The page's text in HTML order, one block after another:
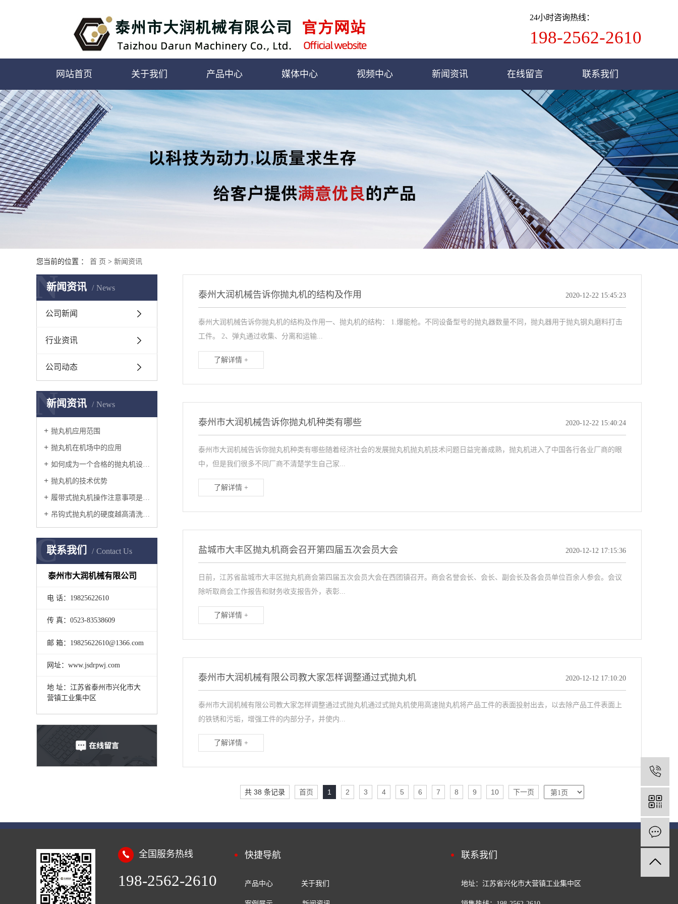
24小时咨询热线：
198-2562-2610
网站首页 关于我们 产品中心 媒体中心 视频中心 新闻资讯 在线留言 联系我们
您当前的位置 ： 首 页 > 新闻资讯
新闻资讯 News
N
公司新闻
行业资讯
公司动态
新闻资讯 News
N
抛丸机应用范围
抛丸机在机场中的应用
如何成为一个合格的抛丸机设备维护人员
抛丸机的技术优势
履带式抛丸机操作注意事项是什么？
吊钩式抛丸机的硬度越高清洗效率越快
联系我们 Contact Us
C
泰州市大润机械有限公司
电 话：19825622610
传 真：0523-83538609
邮 箱：19825622610@1366.com
网址：www.jsdrpwj.com
地 址：江苏省泰州市兴化市大
营镇工业集中区
泰州大润机械告诉你抛丸机的结构及作用 2020-12-22 15:45:23
泰州大润机械告诉你抛丸机的结构及作用一、抛丸机的结构： 1.爆能枪。不同设备型号的抛丸器数量不同，抛丸器用于抛丸钢丸磨料打击
工件。 2、弹丸通过收集、分离和运输...
了解详情 +
泰州市大润机械告诉你抛丸机种类有哪些 2020-12-22 15:40:24
泰州市大润机械告诉你抛丸机种类有哪些随着经济社会的发展抛丸机抛丸机技术问题日益完善成熟，抛丸机进入了中国各行各业厂商的眼
中，但是我们很多不同厂商不清楚学生自己家...
了解详情 +
盐城市大丰区抛丸机商会召开第四届五次会员大会 2020-12-12 17:15:36
日前，江苏省盐城市大丰区抛丸机商会第四届五次会员大会在西团镇召开。商会名誉会长、会长、副会长及各会员单位百余人参会。会议
除听取商会工作报告和财务收支报告外，表彰...
了解详情 +
泰州市大润机械有限公司教大家怎样调整通过式抛丸机 2020-12-12 17:10:20
泰州市大润机械有限公司教大家怎样调整通过式抛丸机通过式抛丸机使用高速抛丸机将产品工件的表面投射出去，以去除产品工件表面上
的铁锈和污垢，增强工件的内部分子，并使内...
了解详情 +
共 38 条记录 首页 1 2 3 4 5 6 7 8 9 10 下一页
全国服务热线
198-2562-2610
快捷导航
产品中心 关于我们
联系我们
地址：江苏省兴化市大营镇工业集中区